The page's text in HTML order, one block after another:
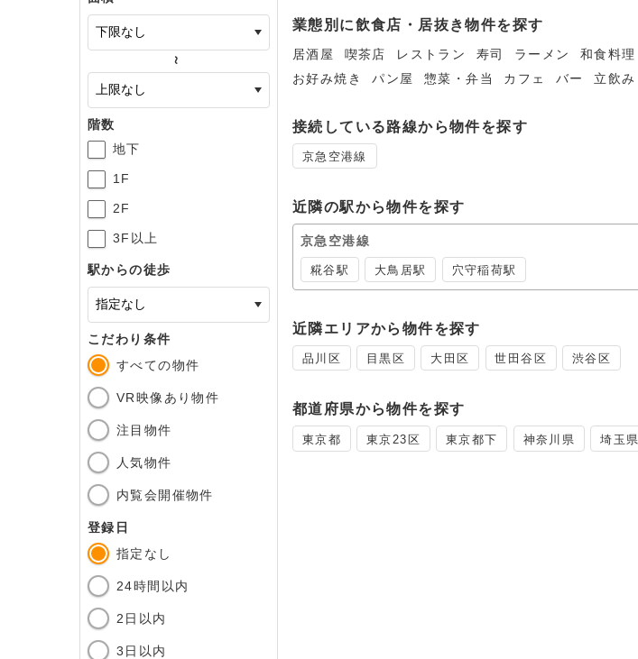
～
階数
地下
1F
2F
3F以上
駅からの徒歩
こだわり条件
すべての物件
VR映像あり物件
注目物件
人気物件
内覧会開催物件
登録日
指定なし
24時間以内
2日以内
3日以内
業態別に飲食店・居抜き物件を探す
居酒屋 喫茶店 レストラン 寿司 ラーメン 和食料理
お好み焼き
パン屋 惣菜・弁当 カフェ バー 立飲み
接続している路線から物件を探す
京急空港線
近隣の駅から物件を探す
京急空港線
糀谷駅 大鳥居駅 穴守稲荷駅
近隣エリアから物件を探す
品川区 目黒区 大田区 世田谷区 渋谷区
都道府県から物件を探す
東京都 東京23区 東京都下 神奈川県 埼玉県